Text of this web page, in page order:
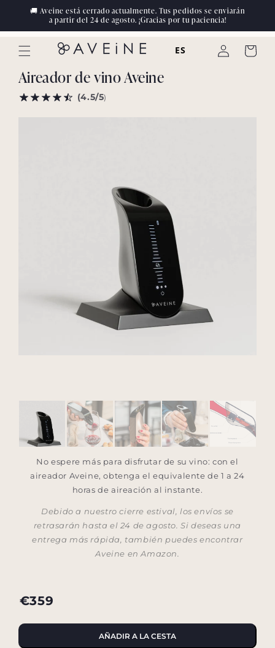
Ir al
contenido
Aireador de vino Aveine
(4.5/5)
No espere más para disfrutar de su vino: con el
aireador Aveine, obtenga el equivalente de 1 a 24
horas de aireación al instante.
Debido a nuestro cierre estival, los envíos se
retrasarán hasta el 24 de agosto. Si deseas una
entrega más rápida, también puedes encontrar
Aveine en Amazon.
€359
AÑADIR A LA CESTA
🚚 Aveine está cerrado actualmente. Tus pedidos se enviarán
a partir del 24 de agosto. ¡Gracias por tu paciencia!
ES ConectarseCarrito